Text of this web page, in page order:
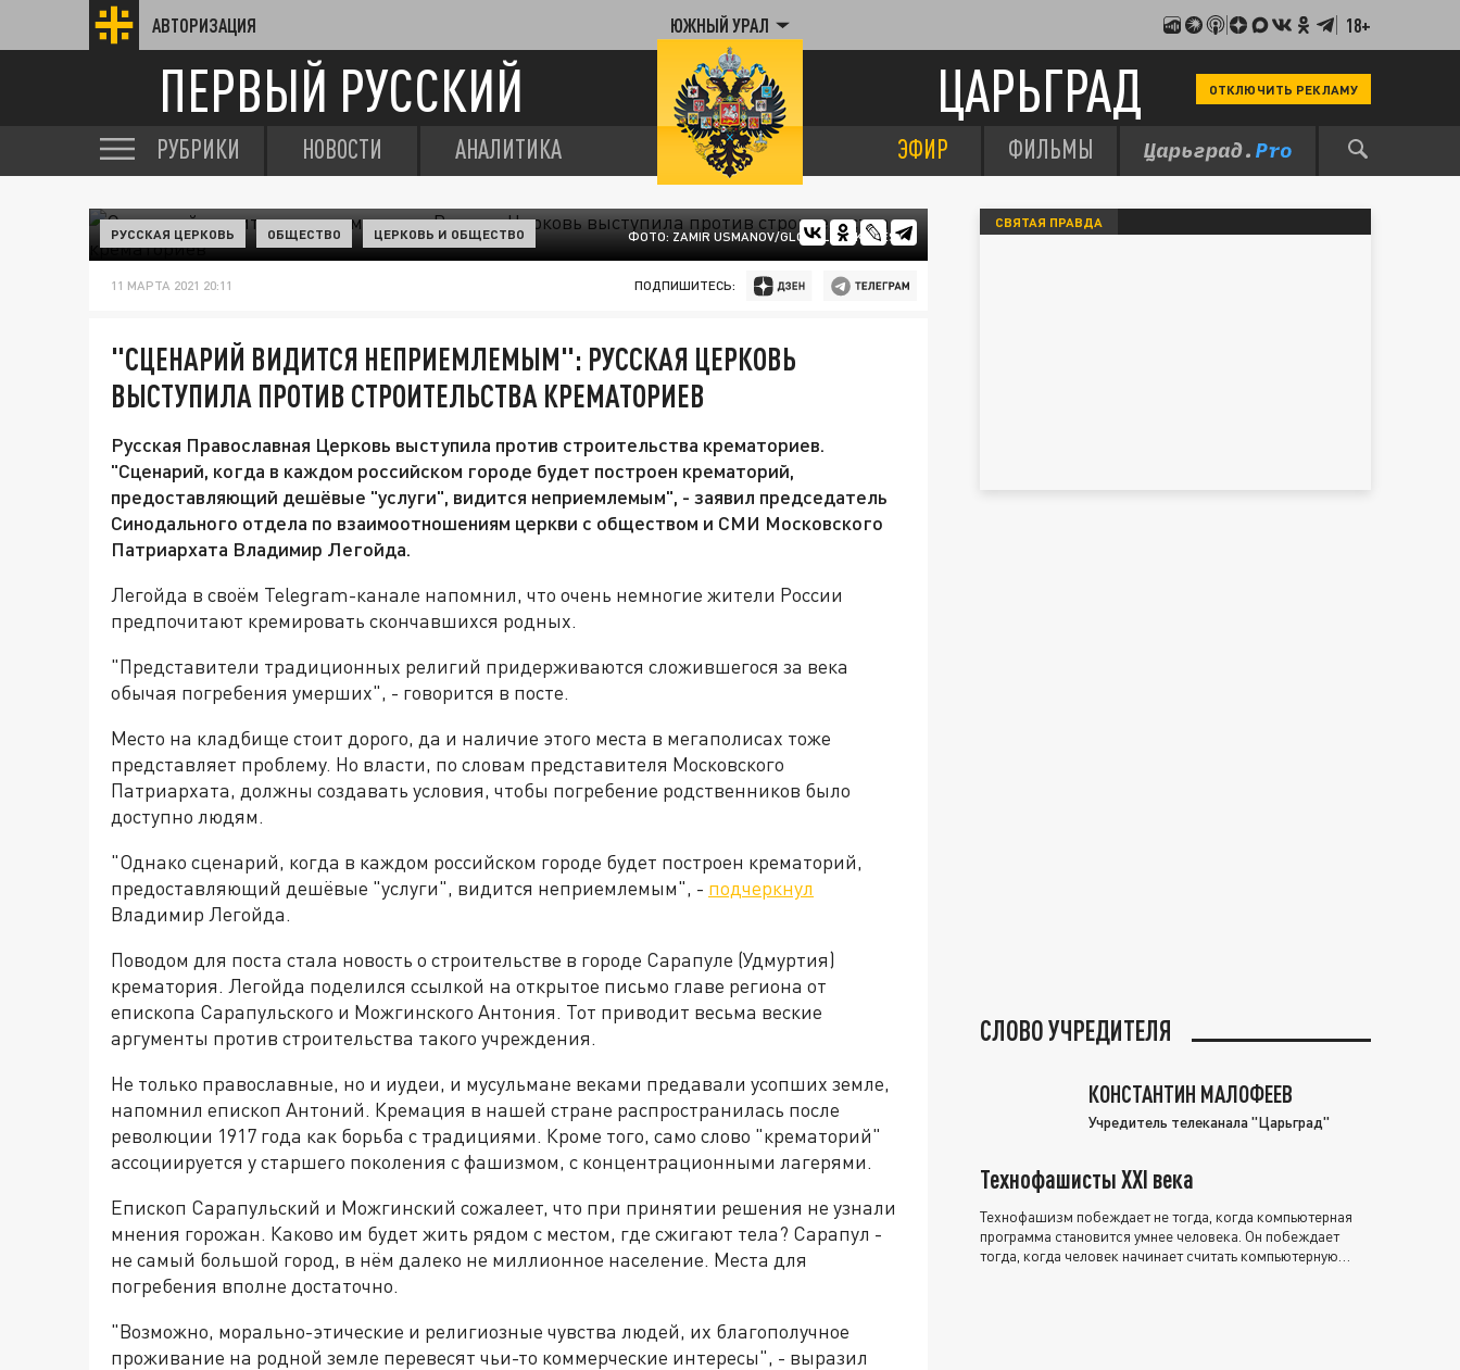
АВТОРИЗАЦИЯ ЮЖНЫЙ УРАЛ 18+
ПЕРВЫЙ РУССКИЙ ЦАРЬГРАД ОТКЛЮЧИТЬ РЕКЛАМУ
РУБРИКИ НОВОСТИ АНАЛИТИКА ЭФИР ФИЛЬМЫ
ФОТО: ZAMIR USMANOV/GLOBALLOOKPRESS
РУССКАЯ ЦЕРКОВЬ ОБЩЕСТВО ЦЕРКОВЬ И ОБЩЕСТВО
11 МАРТА 2021 20:11 ПОДПИШИТЕСЬ:
"СЦЕНАРИЙ ВИДИТСЯ НЕПРИЕМЛЕМЫМ": РУССКАЯ ЦЕРКОВЬ
ВЫСТУПИЛА ПРОТИВ СТРОИТЕЛЬСТВА КРЕМАТОРИЕВ
Русская Православная Церковь выступила против строительства крематориев.
"Сценарий, когда в каждом российском городе будет построен крематорий,
предоставляющий дешёвые "услуги", видится неприемлемым", - заявил председатель
Синодального отдела по взаимоотношениям церкви с обществом и СМИ Московского
Патриархата Владимир Легойда.
Легойда в своём Telegram-канале напомнил, что очень немногие жители России
предпочитают кремировать скончавшихся родных.
"Представители традиционных религий придерживаются сложившегося за века
обычая погребения умерших", - говорится в посте.
Место на кладбище стоит дорого, да и наличие этого места в мегаполисах тоже
представляет проблему. Но власти, по словам представителя Московского
Патриархата, должны создавать условия, чтобы погребение родственников было
доступно людям.
"Однако сценарий, когда в каждом российском городе будет построен крематорий,
предоставляющий дешёвые "услуги", видится неприемлемым", - подчеркнул
Владимир Легойда.
Поводом для поста стала новость о строительстве в городе Сарапуле (Удмуртия)
крематория. Легойда поделился ссылкой на открытое письмо главе региона от
епископа Сарапульского и Можгинского Антония. Тот приводит весьма веские
аргументы против строительства такого учреждения.
Не только православные, но и иудеи, и мусульмане веками предавали усопших земле,
напомнил епископ Антоний. Кремация в нашей стране распространилась после
революции 1917 года как борьба с традициями. Кроме того, само слово "крематорий"
ассоциируется у старшего поколения с фашизмом, с концентрационными лагерями.
Епископ Сарапульский и Можгинский сожалеет, что при принятии решения не узнали
мнения горожан. Каково им будет жить рядом с местом, где сжигают тела? Сарапул -
не самый большой город, в нём далеко не миллионное население. Места для
погребения вполне достаточно.
"Возможно, морально-этические и религиозные чувства людей, их благополучное
проживание на родной земле перевесят чьи-то коммерческие интересы", - выразил
СВЯТАЯ ПРАВДА
СЛОВО УЧРЕДИТЕЛЯ
КОНСТАНТИН МАЛОФЕЕВ
Учредитель телеканала "Царьград"
Технофашисты XXI века
Технофашизм побеждает не тогда, когда компьютерная
программа становится умнее человека. Он побеждает
тогда, когда человек начинает считать компьютерную